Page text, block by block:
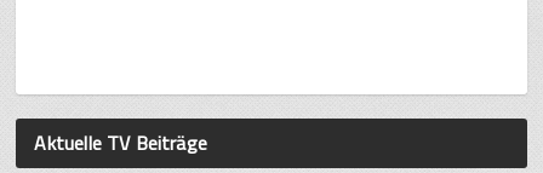
Aktuelle TV Beiträge